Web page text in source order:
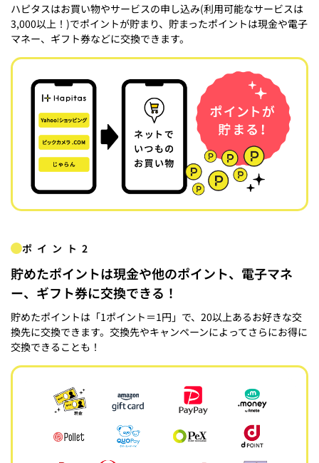
ハピタスはお買い物やサービスの申し込み(利用可能なサービスは
3,000以上！)でポイントが貯まり、貯まったポイントは現金や電子
マネー、ギフト券などに交換できます。
ポイント2
貯めたポイントは現金や他のポイント、電子マネ
ー、ギフト券に交換できる！
貯めたポイントは「1ポイント＝1円」で、20以上あるお好きな交
換先に交換できます。交換先やキャンペーンによってさらにお得に
交換できることも！